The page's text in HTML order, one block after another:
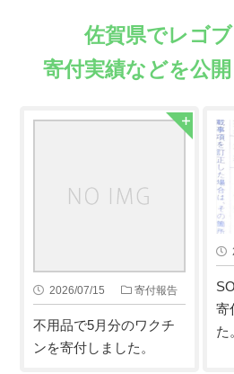
佐賀県でレゴ
寄付実績などを公
2026/07/15 寄付報告
不用品で5月分のワクチ
ンを寄付しました。
寄
た